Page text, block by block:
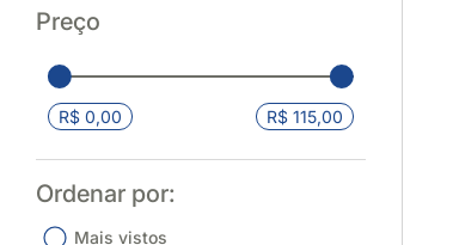
Preço
R$ 0,00 R$ 115,00
Ordenar por:
Mais vistos